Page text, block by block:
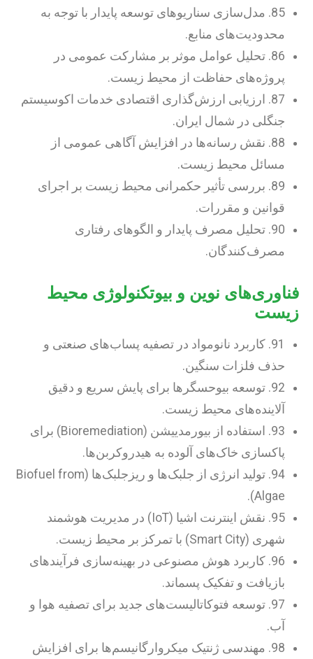
85. مدل‌سازی سناریوهای توسعه پایدار با توجه به
محدودیت‌های منابع.
86. تحلیل عوامل موثر بر مشارکت عمومی در
پروژه‌های حفاظت از محیط زیست.
87. ارزیابی ارزش‌گذاری اقتصادی خدمات اکوسیستم
جنگلی در شمال ایران.
88. نقش رسانه‌ها در افزایش آگاهی عمومی از
مسائل محیط زیست.
89. بررسی تأثیر حکمرانی محیط زیست بر اجرای
قوانین و مقررات.
90. تحلیل مصرف پایدار و الگوهای رفتاری
مصرف‌کنندگان.
فناوری‌های نوین و بیوتکنولوژی محیط
زیست
91. کاربرد نانومواد در تصفیه پساب‌های صنعتی و
حذف فلزات سنگین.
92. توسعه بیوحسگرها برای پایش سریع و دقیق
آلاینده‌های محیط زیست.
93. استفاده از بیورمدییشن (Bioremediation) برای
پاکسازی خاک‌های آلوده به هیدروکربن‌ها.
94. تولید انرژی از جلبک‌ها و ریزجلبک‌ها (Biofuel from
Algae).
95. نقش اینترنت اشیا (IoT) در مدیریت هوشمند
شهری (Smart City) با تمرکز بر محیط زیست.
96. کاربرد هوش مصنوعی در بهینه‌سازی فرآیندهای
بازیافت و تفکیک پسماند.
97. توسعه فتوکاتالیست‌های جدید برای تصفیه هوا و
آب.
98. مهندسی ژنتیک میکروارگانیسم‌ها برای افزایش